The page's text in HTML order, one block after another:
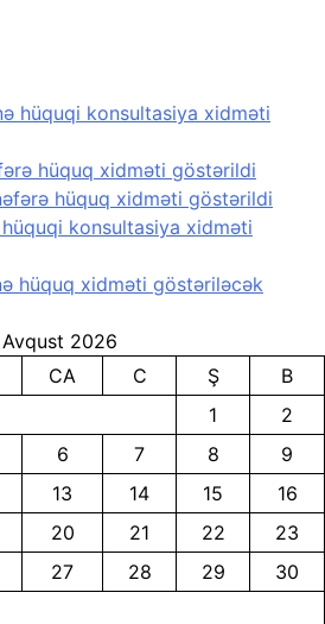
hüquqi konsultasiya xidməti
hüquq xidməti göstərildi
hüquq xidməti göstərildi
konsultasiya xidməti
hüquq xidməti göstəriləcək
Avqust 2026
CA C Ş
B
1
2
6 7 8
9
13 14 15
16
20 21 22
23
27 28 29
30